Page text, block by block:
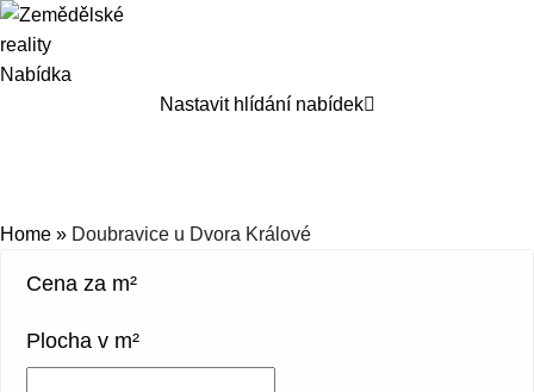
Nabídka
Nastavit hlídání nabídek
Home » Doubravice u Dvora Králové
Cena za m²
Plocha v m²